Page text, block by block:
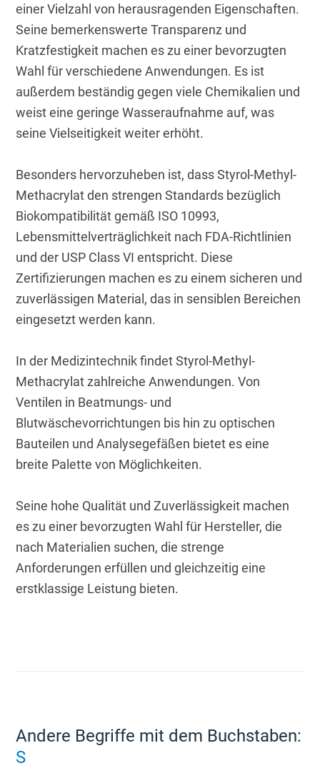
einer Vielzahl von herausragenden Eigenschaften.
Seine bemerkenswerte Transparenz und
Kratzfestigkeit machen es zu einer bevorzugten
Wahl für verschiedene Anwendungen. Es ist
außerdem beständig gegen viele Chemikalien und
weist eine geringe Wasseraufnahme auf, was
seine Vielseitigkeit weiter erhöht.
Besonders hervorzuheben ist, dass Styrol-Methyl-
Methacrylat den strengen Standards bezüglich
Biokompatibilität gemäß ISO 10993,
Lebensmittelverträglichkeit nach FDA-Richtlinien
und der USP Class VI entspricht. Diese
Zertifizierungen machen es zu einem sicheren und
zuverlässigen Material, das in sensiblen Bereichen
eingesetzt werden kann.
In der Medizintechnik findet Styrol-Methyl-
Methacrylat zahlreiche Anwendungen. Von
Ventilen in Beatmungs- und
Blutwäschevorrichtungen bis hin zu optischen
Bauteilen und Analysegefäßen bietet es eine
breite Palette von Möglichkeiten.
Seine hohe Qualität und Zuverlässigkeit machen
es zu einer bevorzugten Wahl für Hersteller, die
nach Materialien suchen, die strenge
Anforderungen erfüllen und gleichzeitig eine
erstklassige Leistung bieten.
Andere Begriffe mit dem Buchstaben:
S